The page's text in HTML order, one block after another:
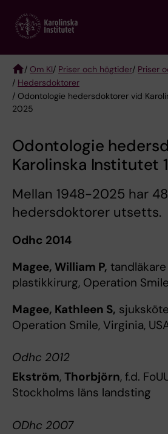
main
Breadcrumb
/ Om KI/ Priser och högtider/ Priser
/ Hedersdoktorer
/ Odontologie hedersdoktorer vid
2025
Odontologie
Karolinska Institutet
Mellan 1948-2025 har
hedersdoktorer utsetts.
Odhc 2014
Magee, William P,
plastikkirurg, Operation
Magee, Kathleen S,
Operation Smile, Virginia,
Odhc 2012
Ekström, Thorbjörn, f.d.
Stockholms läns landsting
ODhc 2007